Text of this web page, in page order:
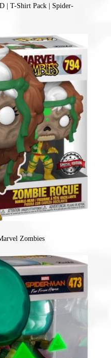
| T-Shirt Pack | Spider-
Zombies